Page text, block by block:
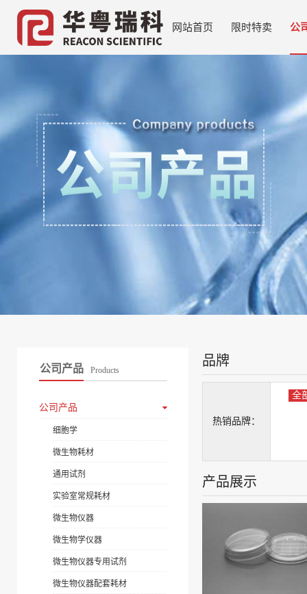
网站首页 限时特卖 公
公司产品 Products
公司产品
细胞学
微生物耗材
通用试剂
实验室常规耗材
微生物仪器
微生物学仪器
微生物仪器专用试剂
微生物仪器配套耗材
品牌
热销品牌：
全
产品展示